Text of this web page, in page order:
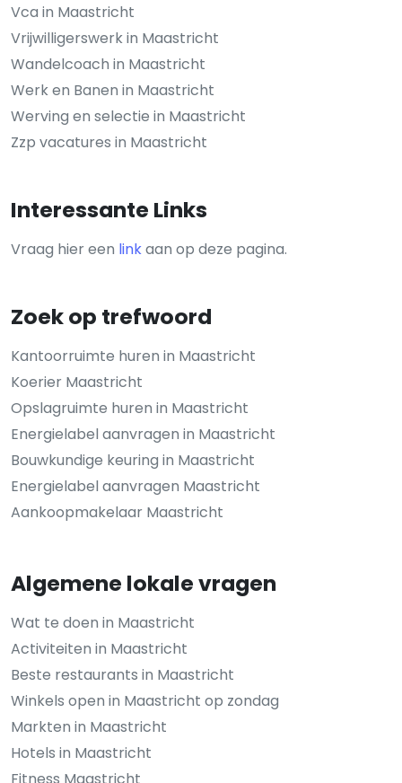
Vca in Maastricht
Vrijwilligerswerk in Maastricht
Wandelcoach in Maastricht
Werk en Banen in Maastricht
Werving en selectie in Maastricht
Zzp vacatures in Maastricht
Interessante Links
Vraag hier een linkaan op deze pagina.
Zoek op trefwoord
Kantoorruimte huren in Maastricht
Koerier Maastricht
Opslagruimte huren in Maastricht
Energielabel aanvragen in Maastricht
Bouwkundige keuring in Maastricht
Energielabel aanvragen Maastricht
Aankoopmakelaar Maastricht
Algemene lokale vragen
Wat te doen in Maastricht
Activiteiten in Maastricht
Beste restaurants in Maastricht
Winkels open in Maastricht op zondag
Markten in Maastricht
Hotels in Maastricht
Fitness Maastricht